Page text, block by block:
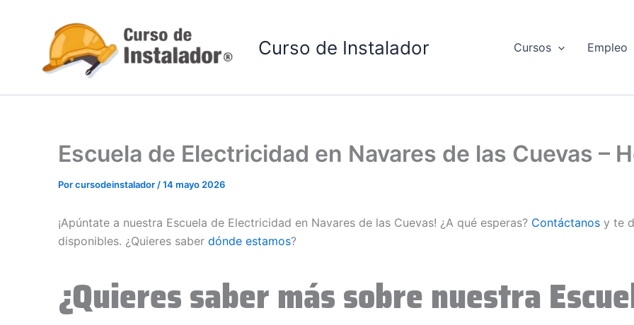
contenido
Curso de Instalador Cursos Empleo
Escuela de Electricidad en Navares de las Cuevas –
Porcursodeinstalador/14 mayo 2026
¡Apúntate a nuestra Escuela de Electricidad en Navares de las Cuevas! ¿A qué esperas? Contáctanos y te
disponibles. ¿Quieres saber dónde estamos?
¿Quieres saber más sobre nuestra